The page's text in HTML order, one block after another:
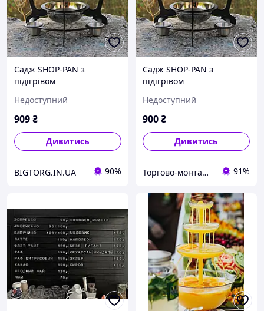
Садж SHOP-PAN з
підігрівом
Недоступний
909₴
Дивитись
BIGTORG.IN.UA 90%
Садж SHOP-PAN з
підігрівом
Недоступний
900₴
Дивитись
Торгово-монтажна компанія "BigBud" 91%